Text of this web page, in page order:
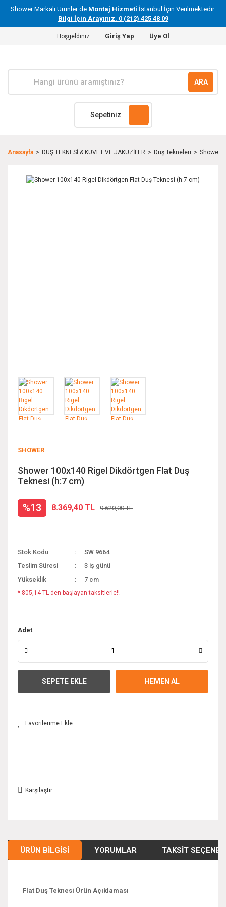
Shower Markalı Ürünler de Montaj Hizmeti İstanbul İçin Verilmektedir.
Bilgi İçin Arayınız. 0 (212) 425 48 09
Hoşgeldiniz Giriş Yap Üye Ol
ARA
Sepetiniz
Anasayfa DUŞ TEKNESİ & KÜVET VE JAKUZİLER Duş Tekneleri Shower
SHOWER
Shower 100x140 Rigel Dikdörtgen Flat Duş
Teknesi (h:7 cm)
%13 8.369,40 TL 9.620,00 TL
Stok Kodu
SW 9664
Teslim Süresi
3 iş günü
Yükseklik
7 cm
* 805,14 TL den başlayan taksitlerle!!
Adet
SEPETE EKLE HEMEN AL
Karşılaştır
ÜRÜN BILGISI YORUMLAR TAKSIT
Flat Duş Teknesi Ürün Açıklaması